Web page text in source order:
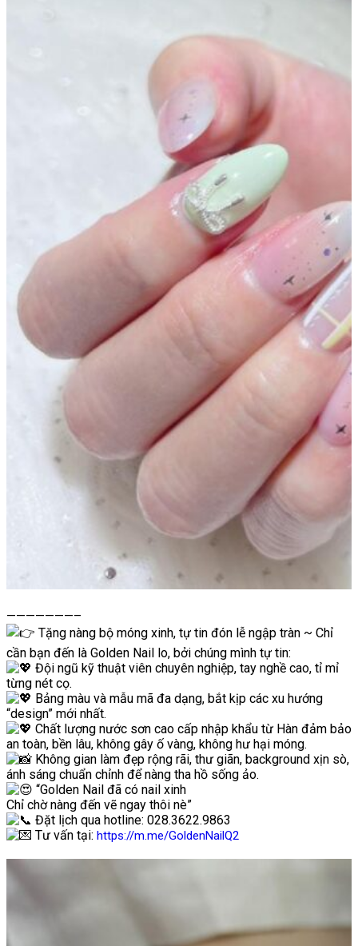
———————–
Tặng nàng bộ móng xinh, tự tin đón lễ ngập tràn ~ Chỉ
cần bạn đến là Golden Nail lo, bởi chúng mình tự tin:
Đội ngũ kỹ thuật viên chuyên nghiệp, tay nghề cao, tỉ mỉ
từng nét cọ.
Bảng màu và mẫu mã đa dạng, bắt kịp các xu hướng
“design” mới nhất.
Chất lượng nước sơn cao cấp nhập khẩu từ Hàn đảm bảo
an toàn, bền lâu, không gây ố vàng, không hư hại móng.
Không gian làm đẹp rộng rãi, thư giãn, background xịn sò,
ánh sáng chuẩn chỉnh để nàng tha hồ sống ảo.
“Golden Nail đã có nail xinh
Chỉ chờ nàng đến vẽ ngay thôi nè”
Đặt lịch qua hotline: 028.3622.9863
Tư vấn tại: https://m.me/GoldenNailQ2